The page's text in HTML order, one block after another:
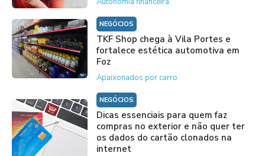
NEGÓCIOS
TKF Shop chega à Vila Portes e
fortalece estética automotiva em
Foz
Apaixonados por carro
NEGÓCIOS
Dicas essenciais para quem faz
compras no exterior e não quer ter
os dados do cartão clonados na
internet